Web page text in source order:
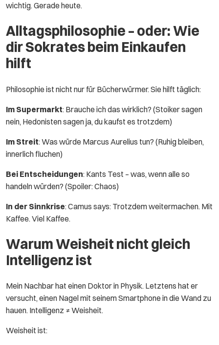
wichtig. Gerade heute.
Alltagsphilosophie – oder: Wie
dir Sokrates beim Einkaufen
hilft
Philosophie ist nicht nur für Bücherwürmer. Sie hilft täglich:
Im Supermarkt: Brauche ich das wirklich? (Stoiker sagen
nein, Hedonisten sagen ja, du kaufst es trotzdem)
Im Streit: Was würde Marcus Aurelius tun? (Ruhig bleiben,
innerlich fluchen)
Bei Entscheidungen: Kants Test – was, wenn alle so
handeln würden? (Spoiler: Chaos)
In der Sinnkrise: Camus says: Trotzdem weitermachen. Mit
Kaffee. Viel Kaffee.
Warum Weisheit nicht gleich
Intelligenz ist
Mein Nachbar hat einen Doktor in Physik. Letztens hat er
versucht, einen Nagel mit seinem Smartphone in die Wand zu
hauen. Intelligenz ≠ Weisheit.
Weisheit ist: